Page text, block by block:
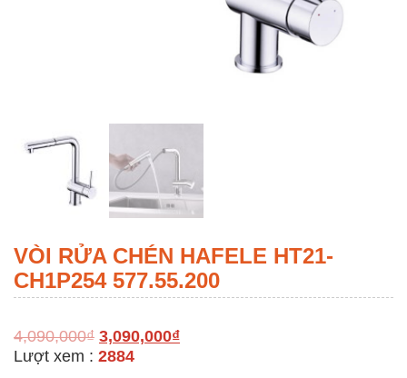
VÒI RỬA CHÉN HAFELE HT21-
CH1P254 577.55.200
4,090,000₫ 3,090,000₫
Lượt xem : 2884